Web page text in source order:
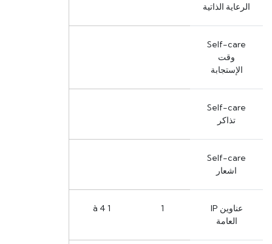
الرعاية الذاتية
Self-care
وقت
الإستجابة
Self-care
تذاكر
Self-care
اشعار
عناوين IP
العامة
1
1 à 4